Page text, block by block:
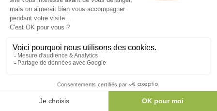
Êtes-vous intéressés par une solution de
financement ?*